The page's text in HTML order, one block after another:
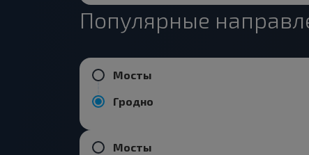
Популярные
Мосты
Гродно
Мосты